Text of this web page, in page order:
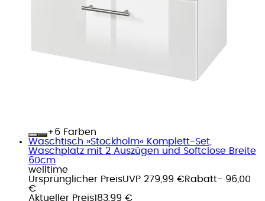
+
Farben
Waschtisch »Stockholm« Komplett-Set,
Waschplatz mit 2 Auszügen und Softclose Breite
60cm
welltime
Ursprünglicher PreisUVP 279,99 €Rabatt- 96,00
€
Aktueller Preis183,99 €